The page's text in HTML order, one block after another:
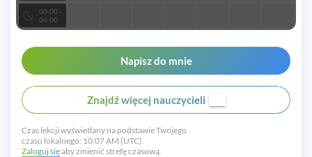
00:00 -
06:00
Napisz do mnie
Znajdź więcej nauczycieli
Czas lekcji wyświetlany na podstawie Twojego
czasu lokalnego: 10:07 AM (UTC).
Zaloguj sięaby zmienić strefę czasową.